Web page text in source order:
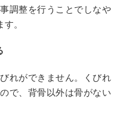
調整を行うことでしなや
。
れができません。くびれ
で、背骨以外は骨がない